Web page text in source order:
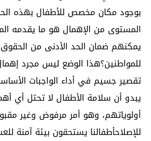
بوجود مكان مخصص للأطفال بهذه
المستوى من الإهمال هو ما يقدمه
يمكنهم ضمان الحد الأدنى من
للمواطنين؟هذا الوضع ليس مجرد
تقصير جسيم في أداء الواجبات
يبدو أن سلامة الأطفال لا تحتل أي
أولوياتهم، وهو أمر مرفوض وغير
للإصلاحأطفالنا يستحقون بيئة آمنة